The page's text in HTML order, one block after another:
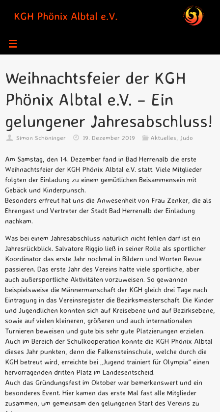
Inhalt
Weihnachtsfeier der KGH
Phönix Albtal e.V. – Ein
gelungener Jahresabschluss!
Simon Schöninger 19. Dezember 2019 Aktuelles Judo
Am Samstag, den 14. Dezember fand in Bad Herrenalb die erste
Weihnachtsfeier der KGH Phönix Albtal e.V. statt. Viele Mitglieder
folgten der Einladung zu einem gemütlichen Beisammensein mit
Gebäck und Kinderpunsch.
Besonders erfreut hat uns die Anwesenheit von Frau Zenker, die als
Ehrengast und Vertreter der Stadt Bad Herrenalb der Einladung
nachkam.
Was bei einem Jahresabschluss natürlich nicht fehlen darf ist ein
Jahresrückblick. Salvatore Riggio ließ in seiner Rolle als sportlicher
Koordinator das erste Jahr nochmal in Bildern und Worten Revue
passieren. Das erste Jahr des Vereins hatte viele sportliche, aber
auch außersportliche Aktivitäten vorzuweisen. So gewannen
beispielsweise die Männermanschaft der KGH gleich drei Tage nach
Eintragung in das Vereinsregister die Bezirksmeisterschaft. Die Kinder
und Jugendlichen konnten sich auf Kreisebene und auf Bezirksebene,
sowie auf vielen kleineren, größeren und auch internationalen
Turnieren beweisen und gute bis sehr gute Platzierungen erzielen.
Auch im Bereich der Schulkooperation konnte die KGH Phönix Albtal
dieses Jahr punkten, denn die Falkensteinschule, welche durch die
KGH betreut wird, erreichte bei „Jugend trainiert für Olympia“ einen
hervorragenden dritten Platz im Landesentscheid.
Auch das Gründungsfest im Oktober war bemerkenswert und ein
besonderes Event. Hier kamen das erste Mal fast alle Mitglieder
zusammen, um gemeinsam den gelungenen Start des Vereins zu